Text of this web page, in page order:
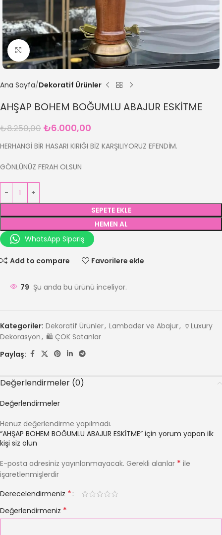
Büyütmek için tıklayın
Ana Sayfa Dekoratif Ürünler
AHŞAP BOHEM BOĞUMLU ABAJUR ESKİTME
₺8.250,00 ₺6.000,00
HERHANGİ BİR HASARI KIRIĞI BİZ KARŞILIYORUZ EFENDİM.
GÖNLÜNÜZ FERAH OLSUN
SEPETE EKLE
HEMEN AL
WhatsApp Sipariş
Add to compare Favorilere ekle
79 Şu anda bu ürünü inceliyor.
Kategoriler: Dekoratif Ürünler, Lambader ve Abajur, 🏺Luxury
Dekorasyon, 🛍️ ÇOK Satanlar
Paylaş:
Değerlendirmeler (0)
Değerlendirmeler
Henüz değerlendirme yapılmadı.
“AHŞAP BOHEM BOĞUMLU ABAJUR ESKİTME” için yorum yapan ilk
kişi siz olun
E-posta adresiniz yayınlanmayacak. Gerekli alanlar * ile
işaretlenmişlerdir
Derecelendirmeniz *
Değerlendirmeniz *